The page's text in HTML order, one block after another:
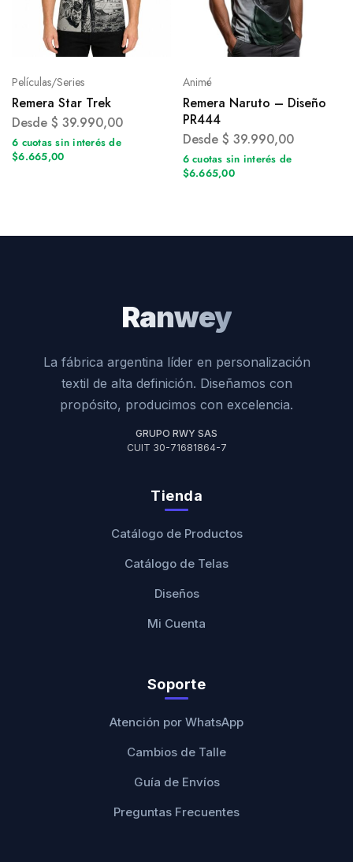
Películas/Series
Remera Star Trek
Desde $ 39.990,00
6 cuotas sin interés de
$6.665,00
Animé
Remera Naruto – Diseño
PR444
Desde $ 39.990,00
6 cuotas sin interés de
$6.665,00
Ranwey
La fábrica argentina líder en personalización
textil de alta definición. Diseñamos con
propósito, producimos con excelencia.
GRUPO RWY SAS
CUIT 30-71681864-7
Tienda
Catálogo de Productos
Catálogo de Telas
Diseños
Mi Cuenta
Soporte
Atención por WhatsApp
Cambios de Talle
Guía de Envíos
Preguntas Frecuentes